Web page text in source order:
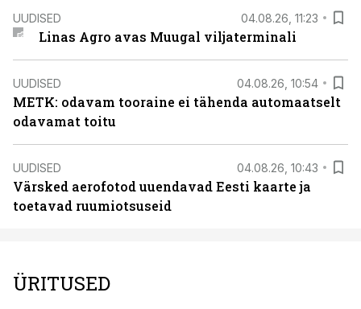
UUDISED 04.08.26, 11:23
Linas Agro avas Muugal viljaterminali
UUDISED 04.08.26, 10:54
METK: odavam tooraine ei tähenda automaatselt
odavamat toitu
UUDISED 04.08.26, 10:43
Värsked aerofotod uuendavad Eesti kaarte ja
toetavad ruumiotsuseid
ÜRITUSED